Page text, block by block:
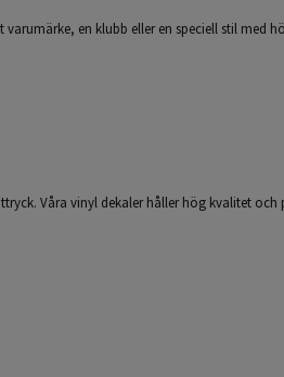
en klubb eller en speciell stil med
Våra vinyl dekaler håller hög kvalitet